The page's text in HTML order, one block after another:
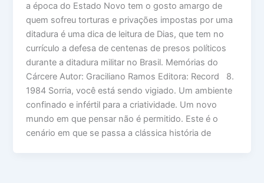
a época do Estado Novo tem o gosto amargo de
quem sofreu torturas e privações impostas por uma
ditadura é uma dica de leitura de Dias, que tem no
currículo a defesa de centenas de presos políticos
durante a ditadura militar no Brasil. Memórias do
Cárcere Autor: Graciliano Ramos Editora: Record 8.
1984 Sorria, você está sendo vigiado. Um ambiente
confinado e infértil para a criatividade. Um novo
mundo em que pensar não é permitido. Este é o
cenário em que se passa a clássica história de